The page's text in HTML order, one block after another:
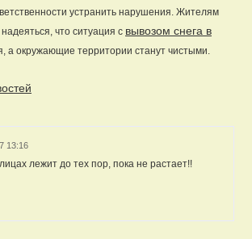
устранить нарушения. Жителям
что ситуация с вывозом снега в
а окружающие территории станут чистыми.
13:16
лежит до тех пор, пока не растает!!